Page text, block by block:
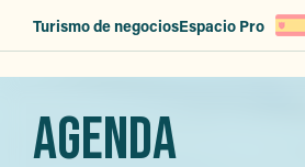
Turismo de negociosEspacio Pro
AGENDA